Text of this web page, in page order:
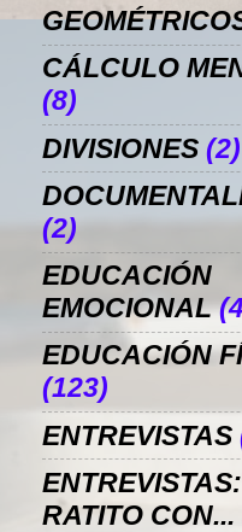
CÁLCULO
(8)
DIVISIONES (2)
(2)
EDUCACIÓN
EMOCIONAL
EDUCACIÓN
(123)
ENTREVISTAS
RATITO CON...